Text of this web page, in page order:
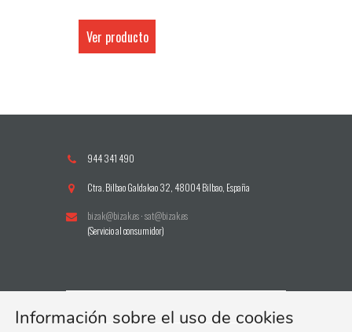
Ver producto
944 341 490
Ctra. Bilbao Galdakao 32, 48004 Bilbao, España
bizak@bizak.es·sat@bizak.es
(Servicio al consumidor)
Información sobre el uso de cookies